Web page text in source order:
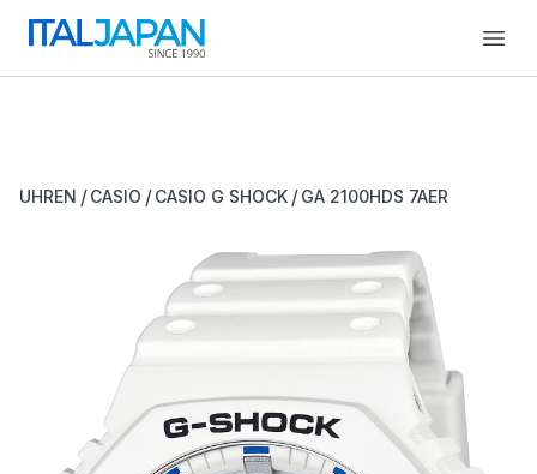
UHREN / CASIO / CASIO G SHOCK / GA 2100HDS 7AER